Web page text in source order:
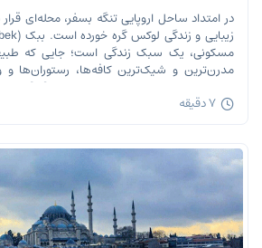
در امتداد ساحل اروپایی تنگه بسفر، محله‌ای
مسکونی، یک سبک زندگی است؛ جایی که
مدرن‌ترین و شیک‌ترین کافه‌ها، رستوران‌ها و
تصویری بی‌نظیر از استانبول معاصر را به […]
7 دقیقه